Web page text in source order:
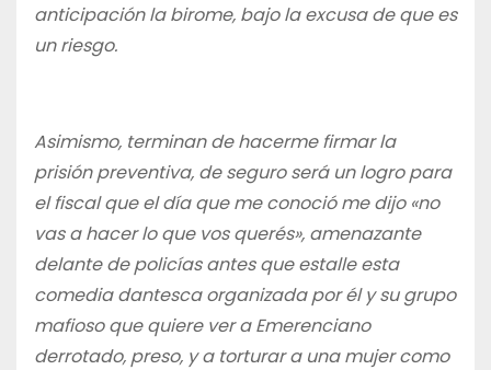
anticipación la birome, bajo la excusa de que es
un riesgo.
Asimismo, terminan de hacerme firmar la
prisión preventiva, de seguro será un logro para
el fiscal que el día que me conoció me dijo «no
vas a hacer lo que vos querés», amenazante
delante de policías antes que estalle esta
comedia dantesca organizada por él y su grupo
mafioso que quiere ver a Emerenciano
derrotado, preso, y a torturar a una mujer como